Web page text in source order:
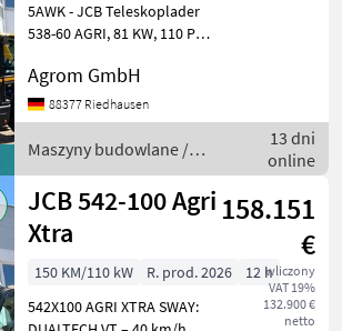
5AWK - JCB Teleskoplader
538-60 AGRI, 81 KW, 110 PS,
JCB DIESELMAX MOTOR, 516
NM, AUTO-STOP FUNKTION,
169 L DIESELTANK, 20, 8 L
ADBLUE TANK
Agrom GmbH
88377 Riedhausen
Maszyny budowlane /
JCB
13 dni
online
JCB 542-100 Agri
Xtra
158.151
€
wliczony
VAT 19%
132.900 €
netto
150 KM/110 kW R. prod. 2026
12 h
542X100 AGRI XTRA SWAY: